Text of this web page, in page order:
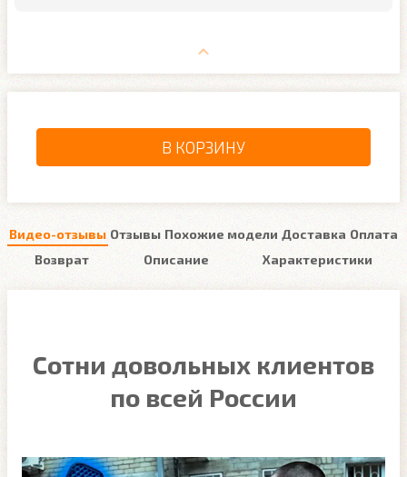
В КОРЗИНУ
Видео-отзывы Отзывы Похожие модели Доставка Оплата
Возврат
Описание Характеристики
Сотни довольных клиентов
по всей России